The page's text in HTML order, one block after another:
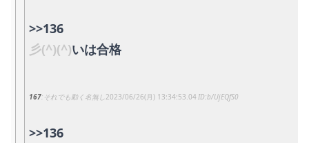
>>136
彡(^)(^)いは合格
167 それでも動く名無し2023/06/26(月) 13:34:53.04 b/UjEQfS0
>>136